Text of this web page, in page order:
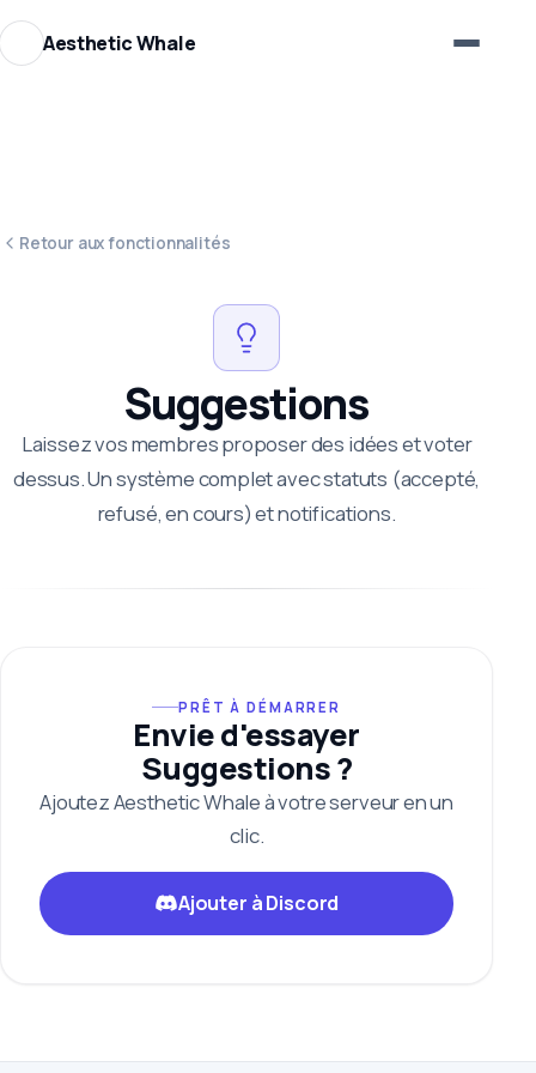
Aesthetic Whale
Retour aux fonctionnalités
Suggestions
Laissez vos membres proposer des idées et voter
dessus. Un système complet avec statuts (accepté,
refusé, en cours) et notifications.
PRÊT À DÉMARRER
Envie d'essayer
Suggestions ?
Ajoutez Aesthetic Whale à votre serveur en un
clic.
Ajouter à Discord